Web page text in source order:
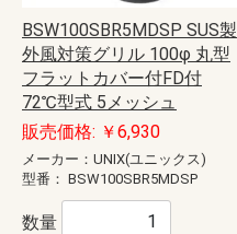
BSW100SBR5MDSP SUS製
外風対策グリル 100φ 丸型
フラットカバー付FD付
72℃型式 5メッシュ
販売価格: ￥6,930
メーカー：UNIX(ユニックス)
型番： BSW100SBR5MDSP
数量